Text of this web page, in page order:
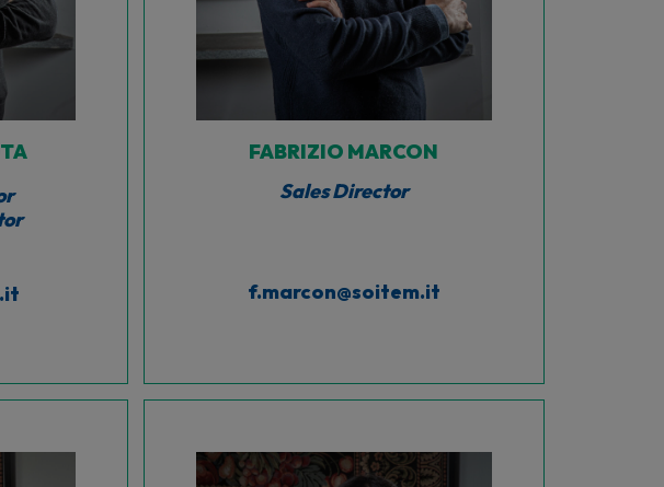
FABRIZIO MARCON
Sales Director
f.marcon@soitem.it